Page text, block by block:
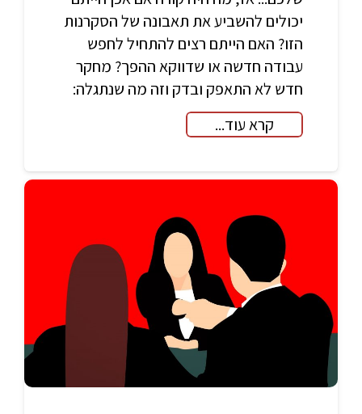
יכולים להשביע את תאבונה של הסקרנות
הזו? האם הייתם רצים להתחיל לחפש
עבודה חדשה או שדווקא ההפך? מחקר
חדש לא התאפק ובדק וזה מה שנתגלה:
קרא עוד...